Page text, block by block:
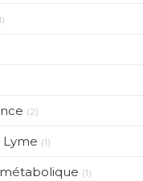
(2)
Lyme (1)
(1)